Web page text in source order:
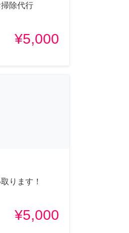
除代行
¥5,000
ります！
¥5,000